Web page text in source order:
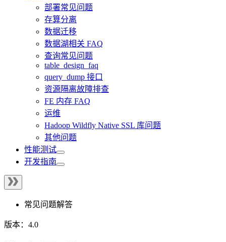
部署常见问题
存算分离
数据迁移
数据湖相关 FAQ
查询常见问题
table_design_faq
query_dump 接口
资源隔离故障排查
FE 内存 FAQ
运维
Hadoop Wildfly Native SSL 库问题
其他问题
性能测试
开发指南
常见问题解答
版本：4.0